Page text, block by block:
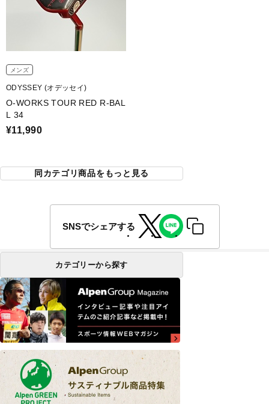
メンズ
ODYSSEY (オデッセイ)
O-WORKS TOUR RED R-BAL
L 34
¥11,990
同カテゴリ商品をもっと見る
SNSでシェアする
カテゴリーから探す